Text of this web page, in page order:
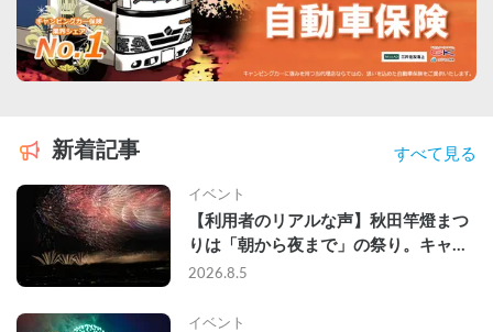
新着記事 すべて見る
イベント
【利用者のリアルな声】秋田竿燈まつ
りは「朝から夜まで」の祭り。キャン
ピングカーで行った2組の記録
2026.8.5
イベント